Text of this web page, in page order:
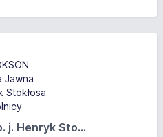
j. Henryk Sto...